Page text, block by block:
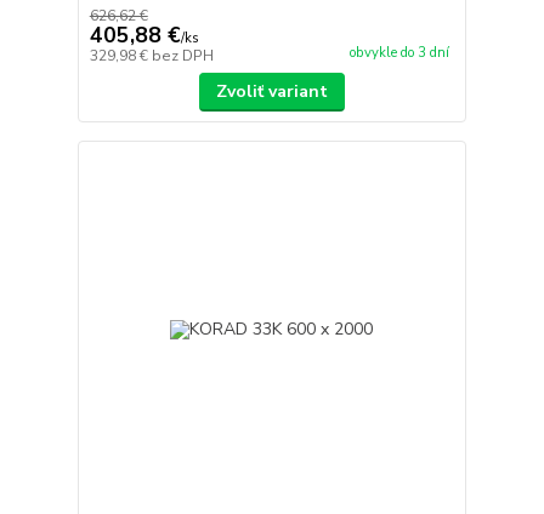
626,62 €
405,88 €/ks
329,98 € bez DPH obvykle do 3 dní
Zvoliť variant